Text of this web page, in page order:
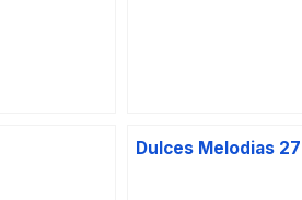
Dulces Melodias 27